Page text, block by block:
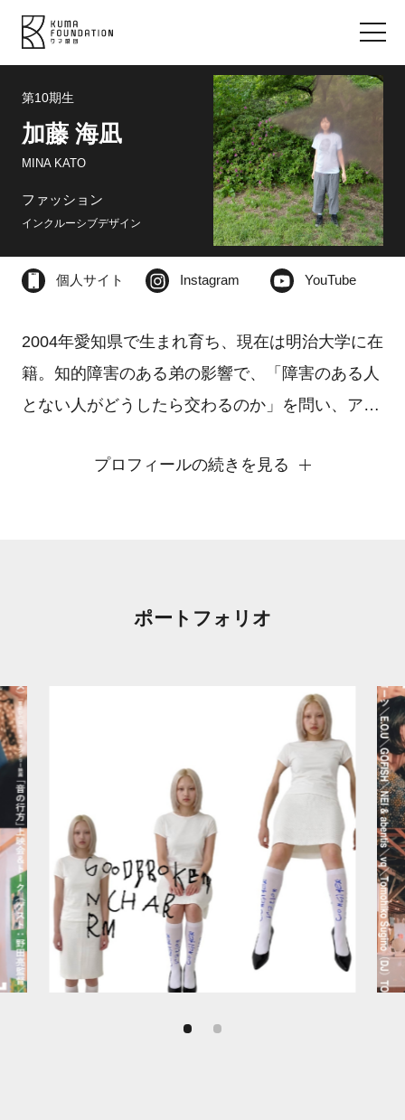
第10期生
加藤 海凪
MINA KATO
ファッション
インクルーシブデザイン
個人サイト Instagram YouTube
2004年愛知県で生まれ育ち、現在は明治大学に在
籍。知的障害のある弟の影響で、「障害のある人
とない人がどうしたら交わるのか」を問い、アパ
プロフィールの続きを見る
ポートフォリオ